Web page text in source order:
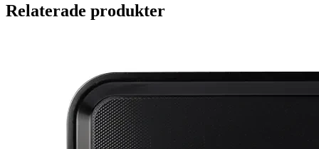
Relaterade produkter